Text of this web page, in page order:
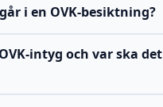
i en OVK-besiktning?
intyg och var ska det